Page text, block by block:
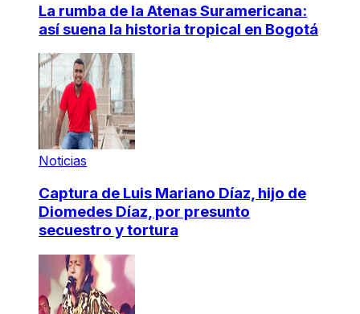
La rumba de la Atenas Suramericana:
así suena la historia tropical en Bogotá
Noticias
Captura de Luis Mariano Díaz, hijo de
Diomedes Díaz, por presunto
secuestro y tortura